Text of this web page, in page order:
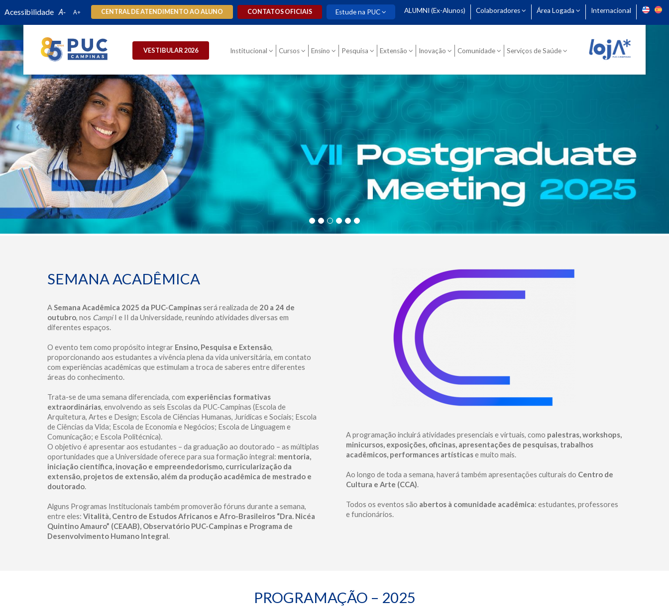
Acessibilidade CENTRAL DE ATENDIMENTO AO ALUNO CONTATOS OFICIAIS Estude na PUC ALUMNI (Ex-Alunos) Colaboradores Área Logada Internacional
VESTIBULAR 2026 Institucional Cursos Ensino Pesquisa Extensão Inovação Comunidade Serviços de Saúde
SEMANA ACADÊMICA
ASemana Acadêmica 2025 da PUC-Campinasserá realizada de 20 a 24 de
outubro, nos CampiI e II da Universidade, reunindo atividades diversas em
diferentes espaços.
O evento tem como propósito integrar Ensino, Pesquisa e Extensão,
proporcionando aos estudantes a vivência plena da vida universitária, em contato
com experiências acadêmicas que estimulam a troca de saberes entre diferentes
áreas do conhecimento.
Trata-se de uma semana diferenciada, com experiências formativas
extraordinárias, envolvendo as seis Escolas da PUC-Campinas (Escola de
Arquitetura, Artes e Design; Escola de Ciências Humanas, Jurídicas e Sociais; Escola
de Ciências da Vida; Escola de Economia e Negócios; Escola de Linguagem e
Comunicação; e Escola Politécnica).
O objetivo é apresentar aos estudantes – da graduação ao doutorado – as múltiplas
oportunidades que a Universidade oferece para sua formação integral: mentoria,
iniciação científica, inovação e empreendedorismo, curricularização da
extensão, projetos de extensão, além da produção acadêmica de mestrado e
doutorado.
Alguns Programas Institucionais também promoverão fóruns durante a semana,
entre eles: Vitalità, Centro de Estudos Africanos e Afro-Brasileiros “Dra. Nicéa
Quintino Amauro” (CEAAB), Observatório PUC-Campinas e Programa de
Desenvolvimento Humano Integral.
A programação incluirá atividades presenciais e virtuais, como palestras, workshops,
minicursos, exposições, oficinas, apresentações de pesquisas, trabalhos
acadêmicos, performances artísticase muito mais.
Ao longo de toda a semana, haverá também apresentações culturais do Centro de
Cultura e Arte (CCA).
Todos os eventos são abertos à comunidade acadêmica: estudantes, professores
e funcionários.
PROGRAMAÇÃO – 2025